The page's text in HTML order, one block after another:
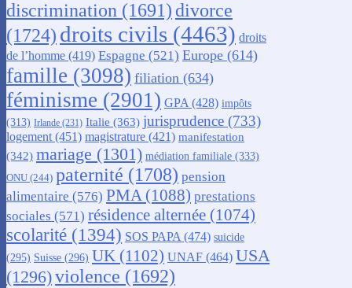
discrimination (1691) divorce
(1724) droits civils (4463) droits
de l’homme (419) Espagne (521) Europe (614)
famille (3098) filiation (634)
féminisme (2901) GPA (428) impôts
(313) Irlande (231) Italie (363) jurisprudence (733)
logement (451) magistrature (421) manifestation
(342) mariage (1301) médiation familiale (333)
ONU (244) paternité (1708) pension
alimentaire (576) PMA(1088) prestations
sociales (571) résidence alternée (1074)
scolarité (1394) SOS PAPA(474) suicide
(295) Suisse (296) UK (1102) UNAF (464) USA
(1296)violence (1692)